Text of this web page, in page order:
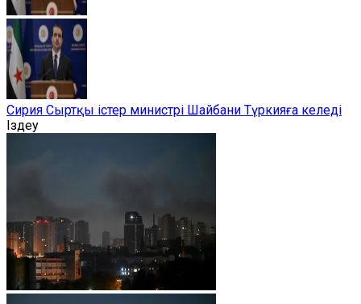
Сирия Сыртқы істер министрі Шайбани Түркияға келеді
Іздеу